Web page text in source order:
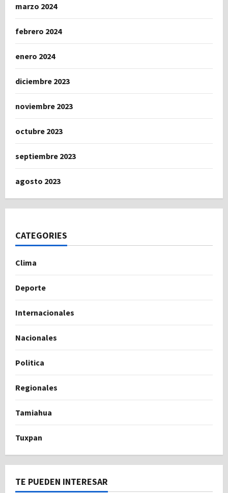
marzo 2024
febrero 2024
enero 2024
diciembre 2023
noviembre 2023
octubre 2023
septiembre 2023
agosto 2023
CATEGORIES
Clima
Deporte
Internacionales
Nacionales
Politica
Regionales
Tamiahua
Tuxpan
TE PUEDEN INTERESAR